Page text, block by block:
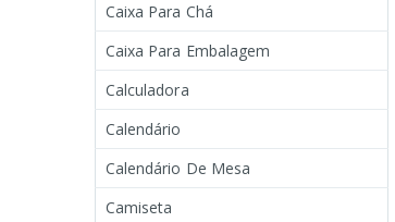
Caixa Para Chá
Caixa Para Embalagem
Calculadora
Calendário
Calendário De Mesa
Camiseta